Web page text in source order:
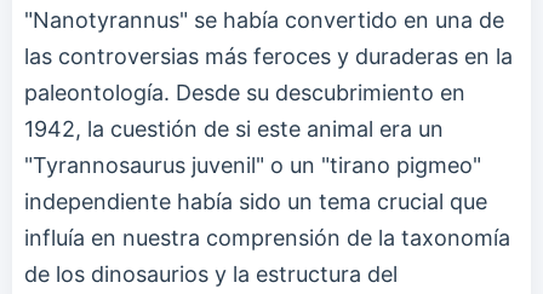
"Nanotyrannus" se había convertido en una de
las controversias más feroces y duraderas en la
paleontología. Desde su descubrimiento en
1942, la cuestión de si este animal era un
"Tyrannosaurus juvenil" o un "tirano pigmeo"
independiente había sido un tema crucial que
influía en nuestra comprensión de la taxonomía
de los dinosaurios y la estructura del